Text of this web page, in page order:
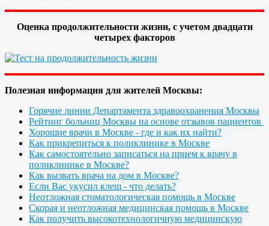
Оценка продолжительности жизни, с учетом двадцати
четырех факторов
Полезная информация для жителей Москвы:
Горячие линии Департамента здравоохранения Москвы
Рейтинг больниц Москвы на основе отзывов пациентов
Хорошие врачи в Москве - где и как их найти?
Как прикрепиться к поликлинике в Москве
Как самостоятельно записаться на прием к врачу в
поликлинике в Москве?
Как вызвать врача на дом в Москве?
Если Вас укусил клещ - что делать?
Неотложная стоматологическая помощь в Москве
Скорая и неотложная медицинская помощь в Москве
Как получить высокотехнологичную медицинскую